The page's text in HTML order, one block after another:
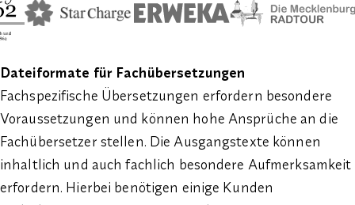
Dateiformate für Fachübersetzungen
Fachspezifische Übersetzungen erfordern besondere
Voraussetzungen und können hohe Ansprüche an die
Fachübersetzer stellen. Die Ausgangstexte können
inhaltlich und auch fachlich besondere Aufmerksamkeit
erfordern. Hierbei benötigen einige Kunden